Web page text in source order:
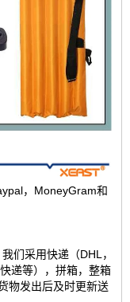
，MoneyGram和
们采用快递（DHL，
递等），拼箱，整箱
物发出后及时更新送